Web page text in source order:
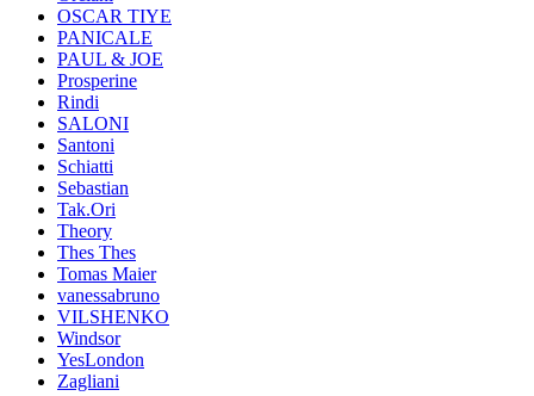
OSCAR TIYE
PANICALE
PAUL & JOE
Prosperine
Rindi
SALONI
Santoni
Schiatti
Sebastian
Tak.Ori
Theory
Thes Thes
Tomas Maier
vanessabruno
VILSHENKO
Windsor
YesLondon
Zagliani